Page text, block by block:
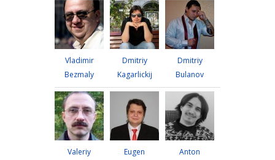
Vladimir
Bezmaly
Dmitriy
Kagarlickij
Dmitriy
Bulanov
Valeriy
Eugen
Anton